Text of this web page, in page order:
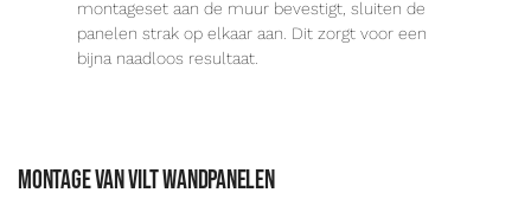
montageset aan de muur bevestigt, sluiten de
panelen strak op elkaar aan. Dit zorgt voor een
bijna naadloos resultaat.
Montage van vilt wandpanelen